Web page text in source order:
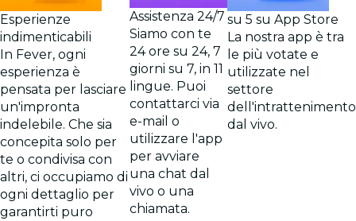
Esperienze
indimenticabili
In Fever, ogni
esperienza è
pensata per lasciare
un'impronta
indelebile. Che sia
concepita solo per
te o condivisa con
altri, ci occupiamo di
ogni dettaglio per
garantirti puro
Assistenza 24/7
Siamo con te
24 ore su 24, 7
giorni su 7, in 11
lingue. Puoi
contattarci via
e-mail o
utilizzare l'app
per avviare
una chat dal
vivo o una
chiamata.
su 5 su App Store
La nostra app è tra
le più votate e
utilizzate nel
settore
dell'intrattenimento
dal vivo.